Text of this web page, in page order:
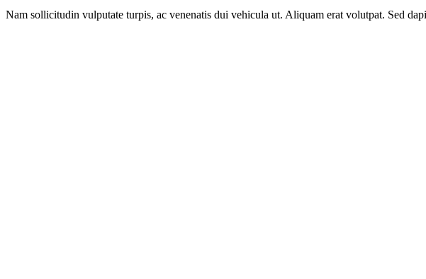
Nam sollicitudin vulputate turpis, ac venenatis dui vehicula ut. Aliquam erat volutpat. Sed